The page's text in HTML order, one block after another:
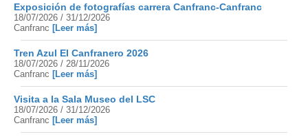
Exposición de fotografías carrera Canfranc-Canfranc
18/07/2026 / 31/12/2026
Canfranc [Leer más]
Tren Azul El Canfranero 2026
18/07/2026 / 28/11/2026
Canfranc [Leer más]
Visita a la Sala Museo del LSC
18/07/2026 / 31/12/2026
Canfranc [Leer más]